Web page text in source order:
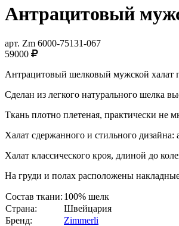
Антрацитовый
арт. Zm 6000-75131-067
59000
Антрацитовый шелковый мужской халат
Сделан из легкого натурального шелка
Ткань плотно плетеная, практически не
Халат сдержанного и стильного дизайна:
Халат классического кроя, длиной до
На груди и полах расположены
Состав ткани: 100% шелк
Страна:
Швейцария
Бренд:
Zimmerli